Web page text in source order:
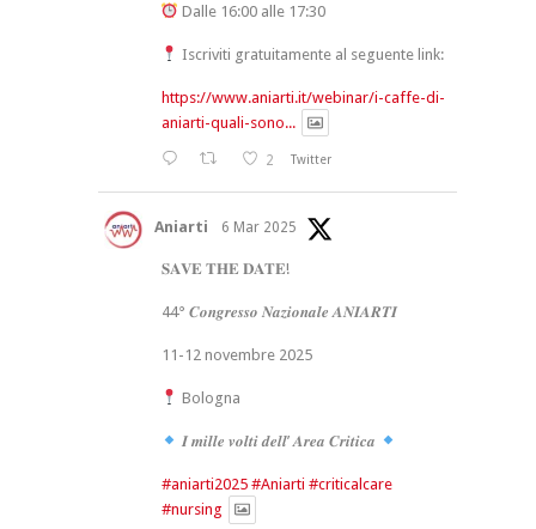
Dalle 16:00 alle 17:30
Iscriviti gratuitamente al seguente link:
https://www.aniarti.it/webinar/i-caffe-di-
aniarti-quali-sono...
2 Twitter
Aniarti 6 Mar 2025
𝐒𝐀𝐕𝐄 𝐓𝐇𝐄 𝐃𝐀𝐓𝐄!
44° 𝑪𝒐𝒏𝒈𝒓𝒆𝒔𝒔𝒐 𝑵𝒂𝒛𝒊𝒐𝒏𝒂𝒍𝒆 𝑨𝑵𝑰𝑨𝑹𝑻𝑰
11-12 novembre 2025
Bologna
𝑰 𝒎𝒊𝒍𝒍𝒆 𝒗𝒐𝒍𝒕𝒊 𝒅𝒆𝒍𝒍’ 𝑨𝒓𝒆𝒂 𝑪𝒓𝒊𝒕𝒊𝒄𝒂
#aniarti2025 #Aniarti #criticalcare
#nursing